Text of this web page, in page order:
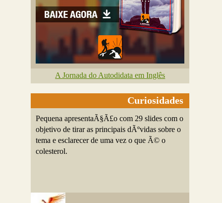
A Jornada do Autodidata em Inglês
Curiosidades
Pequena apresentaÃ§Ã£o com 29 slides com o
objetivo de tirar as principais dÃºvidas sobre o
tema e esclarecer de uma vez o que Ã© o
colesterol.